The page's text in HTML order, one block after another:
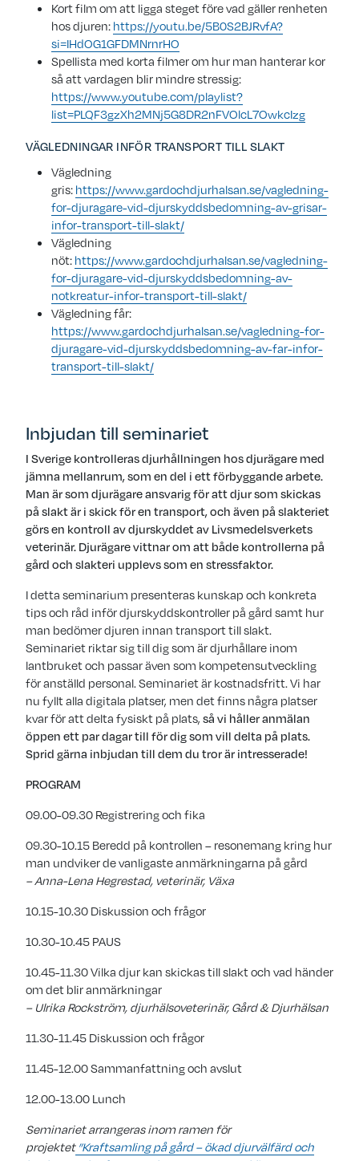
Kort film om att ligga steget före vad gäller renheten
hos djuren: https://youtu.be/5B0S2BJRvfA?
si=IHdOG1GFDMNrnrHO
Spellista med korta filmer om hur man hanterar kor
så att vardagen blir mindre stressig:
https://www.youtube.com/playlist?
list=PLQF3gzXh2MNj5G8DR2nFVOlcL7OwkcIzg
VÄGLEDNINGAR INFÖR TRANSPORT TILL SLAKT
Vägledning
gris: https://www.gardochdjurhalsan.se/vagledning-
for-djuragare-vid-djurskyddsbedomning-av-grisar-
infor-transport-till-slakt/
Vägledning
nöt: https://www.gardochdjurhalsan.se/vagledning-
for-djuragare-vid-djurskyddsbedomning-av-
notkreatur-infor-transport-till-slakt/
Vägledning får:
https://www.gardochdjurhalsan.se/vagledning-for-
djuragare-vid-djurskyddsbedomning-av-far-infor-
transport-till-slakt/
Inbjudan till seminariet
I Sverige kontrolleras djurhållningen hos djurägare med
jämna mellanrum, som en del i ett förbyggande arbete.
Man är som djurägare ansvarig för att djur som skickas
på slakt är i skick för en transport, och även på slakteriet
görs en kontroll av djurskyddet av Livsmedelsverkets
veterinär. Djurägare vittnar om att både kontrollerna på
gård och slakteri upplevs som en stressfaktor.
I detta seminarium presenteras kunskap och konkreta
tips och råd inför djurskyddskontroller på gård samt hur
man bedömer djuren innan transport till slakt.
Seminariet riktar sig till dig som är djurhållare inom
lantbruket och passar även som kompetensutveckling
för anställd personal. Seminariet är kostnadsfritt. Vi har
nu fyllt alla digitala platser, men det finns några platser
kvar för att delta fysiskt på plats, så vi håller anmälan
öppen ett par dagar till för dig som vill delta på plats.
Sprid gärna inbjudan till dem du tror är intresserade!
PROGRAM
09.00-09.30 Registrering och fika
09.30-10.15 Beredd på kontrollen – resonemang kring hur
man undviker de vanligaste anmärkningarna på gård
– Anna-Lena Hegrestad, veterinär, Växa
10.15-10.30 Diskussion och frågor
10.30-10.45 PAUS
10.45-11.30 Vilka djur kan skickas till slakt och vad händer
om det blir anmärkningar
– Ulrika Rockström, djurhälsoveterinär, Gård & Djurhälsan
11.30-11.45 Diskussion och frågor
11.45-12.00 Sammanfattning och avslut
12.00-13.00 Lunch
Seminariet arrangeras inom ramen för
projektet”Kraftsamling på gård – ökad djurvälfärd och